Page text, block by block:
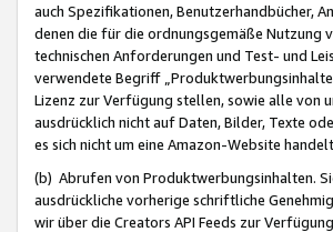
auch Spezifikationen, Benutzerhandbücher,
denen die für die ordnungsgemäße Nutzung
technischen Anforderungen und Test- und
verwendete Begriff
Lizenz zur Verfügung stellen, sowie alle von
ausdrücklich nicht auf Daten, Bilder, Texte
es sich nicht um eine Amazon-Website
(b) Abrufen von Produktwerbungsinhalten.
ausdrückliche vorherige schriftliche
wir über die Creators API Feeds zur